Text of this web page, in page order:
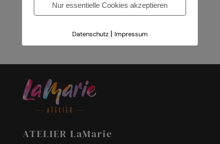
Bitte keine Lyrik
ATELIER LaMarie
Nur essentielle Cookies akzeptieren
Datenschutz| Impressum